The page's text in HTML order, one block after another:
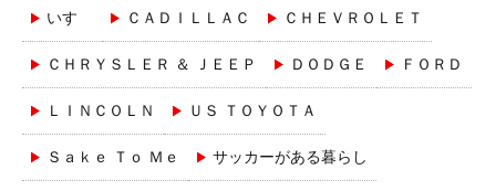
いすゞ ＣＡＤＩＬＬＡＣ ＣＨＥＶＲＯＬＥＴ
ＣＨＲＹＳＬＥＲ ＆ ＪＥＥＰ ＤＯＤＧＥ ＦＯＲＤ
ＬＩＮＣＯＬＮ ＵＳ ＴＯＹＯＴＡ
Ｓａｋｅ Ｔｏ Ｍｅ サッカーがある暮らし